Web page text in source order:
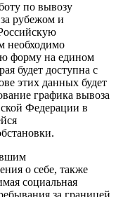
по вывозу
рубежом и
необходимо
форму на едином
будет доступна с
этих данных будет
графика вывоза
Федерации в
о себе, также
социальная
за границей